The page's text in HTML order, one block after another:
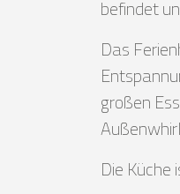
befindet
Das
großen
Die